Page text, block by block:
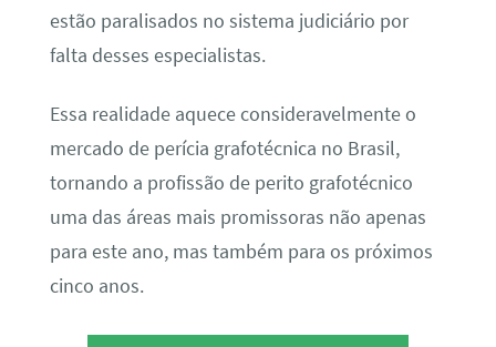
estão paralisados no sistema judiciário por
falta desses especialistas.
Essa realidade aquece consideravelmente o
mercado de perícia grafotécnica no Brasil,
tornando a profissão de perito grafotécnico
uma das áreas mais promissoras não apenas
para este ano, mas também para os próximos
cinco anos.